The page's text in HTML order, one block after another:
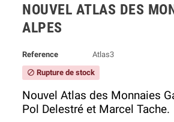
NOUVEL ATLAS DES
ALPES
Reference Atlas3
block Rupture de stock
Nouvel Atlas des Monnaies
Pol Delestré et Marcel Tache.